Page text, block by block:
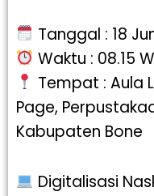
Tanggal : 18
Waktu : 08.15
Tempat : Aula
Page,
Kabupaten Bone
Digitalisasi